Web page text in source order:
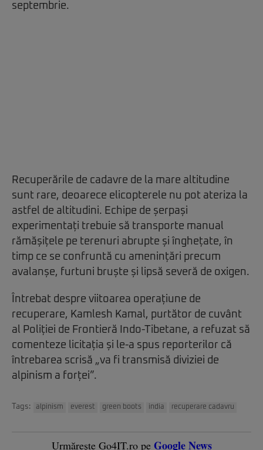
septembrie.
Recuperările de cadavre de la mare altitudine
sunt rare, deoarece elicopterele nu pot ateriza la
astfel de altitudini. Echipe de șerpași
experimentați trebuie să transporte manual
rămășițele pe terenuri abrupte și înghețate, în
timp ce se confruntă cu amenințări precum
avalanșe, furtuni bruște și lipsă severă de oxigen.
Întrebat despre viitoarea operațiune de
recuperare, Kamlesh Kamal, purtător de cuvânt
al Poliției de Frontieră Indo-Tibetane, a refuzat să
comenteze licitația și le-a spus reporterilor că
întrebarea scrisă „va fi transmisă diviziei de
alpinism a forței”.
Tags: alpinism everest green boots india recuperare cadavru
Urmărește Go4IT.ro pe Google News